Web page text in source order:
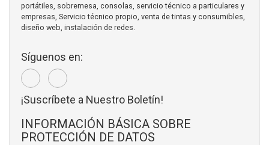
portátiles, sobremesa, consolas, servicio técnico a particulares y
empresas, Servicio técnico propio, venta de tintas y consumibles,
diseño web, instalación de redes.
Síguenos en:
¡Suscríbete a Nuestro Boletín!
INFORMACIÓN BÁSICA SOBRE
PROTECCIÓN DE DATOS